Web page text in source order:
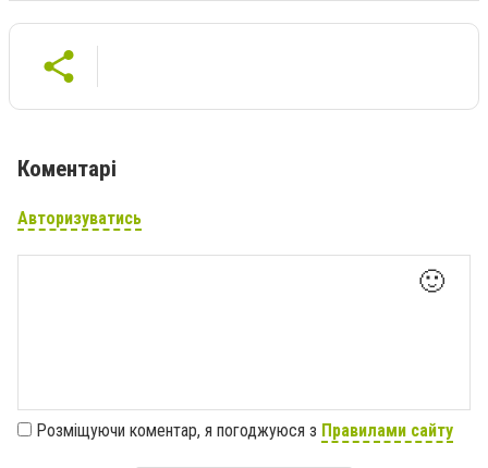
Коментарі
Авторизуватись
🙂
Розміщуючи коментар, я погоджуюся з Правилами сайту